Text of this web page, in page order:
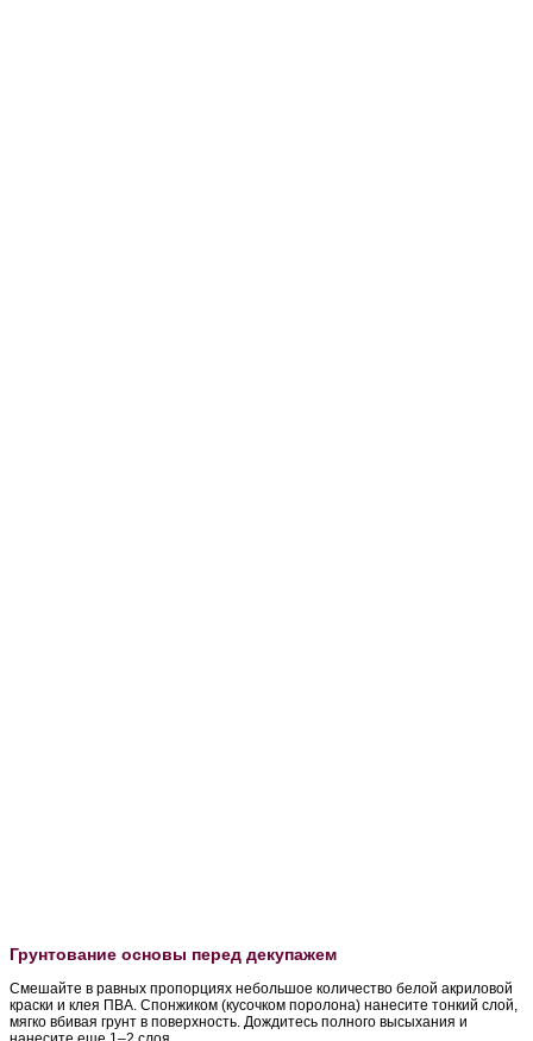
Грунтование основы перед декупажем
Смешайте в равных пропорциях небольшое количество белой акриловой
краски и клея ПВА. Спонжиком (кусочком поролона) нанесите тонкий слой,
мягко вбивая грунт в поверхность. Дождитесь полного высыхания и